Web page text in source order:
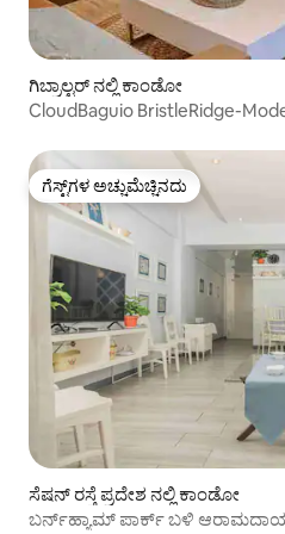
ಗಿಬ್ರಾಲ್ಟರ್ ನಲ್ಲಿ ಕಾಂಡೋ
CloudBaguio BristleRidge-
ಗೆಸ್ಟ್‌ಗಳ ಅಚ್ಚುಮೆಚ್ಚಿನದು
ಗೆಸ್ಟ್‌ಗಳ ಅಚ್ಚುಮೆಚ್ಚಿನದು
ಸೆಷನ್ ರಸ್ತೆ ಪ್ರದೇಶ ನಲ್ಲಿ ಕಾಂಡೋ
ಬರ್ನ್‌ಹ್ಯಾಮ್ ಪಾರ್ಕ್ ಬಳಿ